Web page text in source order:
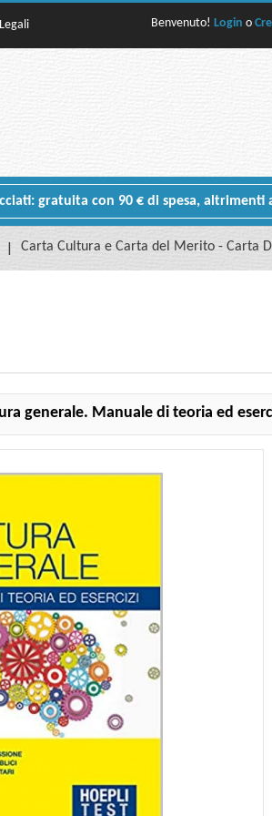
Benvenuto! Login o
gratuita con 90 € di spesa,
Carta Cultura e Carta del Merito - Carta
generale. Manuale di teoria ed